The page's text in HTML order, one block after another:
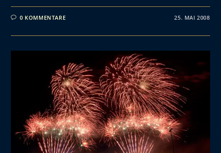
0 KOMMENTARE 25. MAI 2008